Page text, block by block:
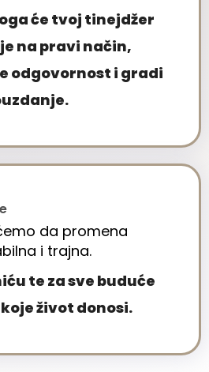
će tvoj tinejdžer
na pravi način,
odgovornost i gradi
da promena
i trajna.
te za sve buduće
život donosi.